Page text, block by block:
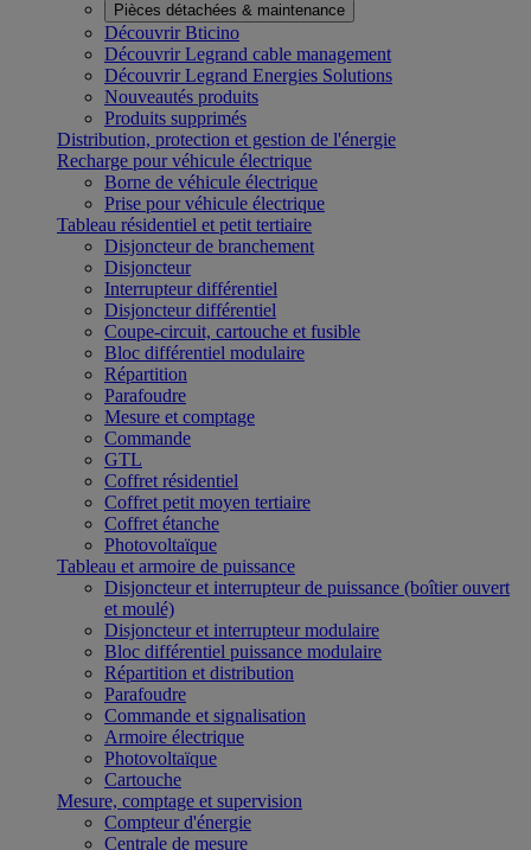
Pièces détachées & maintenance
Découvrir Bticino
Découvrir Legrand cable management
Découvrir Legrand Energies Solutions
Nouveautés produits
Produits supprimés
Distribution, protection et gestion de l'énergie
Recharge pour véhicule électrique
Borne de véhicule électrique
Prise pour véhicule électrique
Tableau résidentiel et petit tertiaire
Disjoncteur de branchement
Disjoncteur
Interrupteur différentiel
Disjoncteur différentiel
Coupe-circuit, cartouche et fusible
Bloc différentiel modulaire
Répartition
Parafoudre
Mesure et comptage
Commande
GTL
Coffret résidentiel
Coffret petit moyen tertiaire
Coffret étanche
Photovoltaïque
Tableau et armoire de puissance
Disjoncteur et interrupteur de puissance (boîtier ouvert
et moulé)
Disjoncteur et interrupteur modulaire
Bloc différentiel puissance modulaire
Répartition et distribution
Parafoudre
Commande et signalisation
Armoire électrique
Photovoltaïque
Cartouche
Mesure, comptage et supervision
Compteur d'énergie
Centrale de mesure